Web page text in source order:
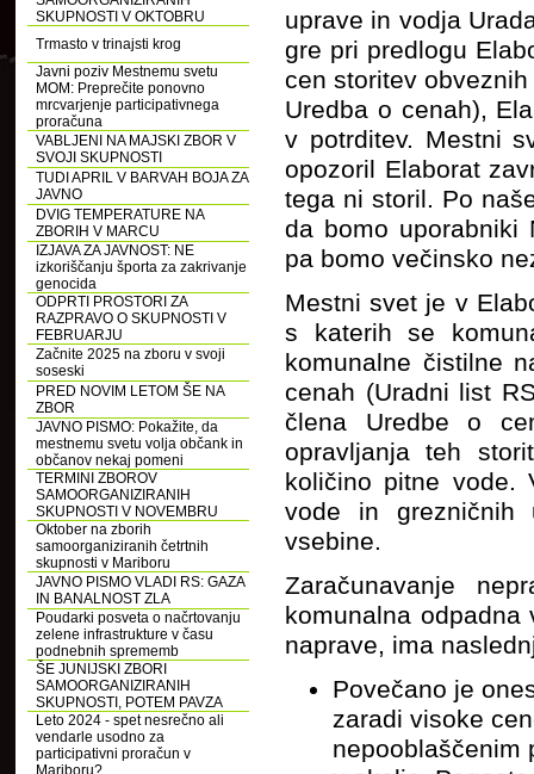
SKUPNOSTI V OKTOBRU
Trmasto v trinajsti krog
Javni poziv Mestnemu svetu
MOM: Preprečite ponovno
mrcvarjenje participativnega
proračuna
VABLJENI NA MAJSKI ZBOR V
SVOJI SKUPNOSTI
TUDI APRIL V BARVAH BOJA ZA
JAVNO
DVIG TEMPERATURE NA
ZBORIH V MARCU
IZJAVA ZA JAVNOST: NE
izkoriščanju športa za zakrivanje
genocida
ODPRTI PROSTORI ZA
RAZPRAVO O SKUPNOSTI V
FEBRUARJU
Začnite 2025 na zboru v svoji
soseski
PRED NOVIM LETOM ŠE NA
ZBOR
JAVNO PISMO: Pokažite, da
mestnemu svetu volja občank in
občanov nekaj pomeni
TERMINI ZBOROV
SAMOORGANIZIRANIH
SKUPNOSTI V NOVEMBRU
Oktober na zborih
samoorganiziranih četrtnih
skupnosti v Mariboru
JAVNO PISMO VLADI RS: GAZA
IN BANALNOST ZLA
Poudarki posveta o načrtovanju
zelene infrastrukture v času
podnebnih sprememb
ŠE JUNIJSKI ZBORI
SAMOORGANIZIRANIH
SKUPNOSTI, POTEM PAVZA
Leto 2024 - spet nesrečno ali
vendarle usodno za
participativni proračun v
Mariboru?
uprave in vodja
gre pri predlogu
cen storitev
Uredba o cenah),
v potrditev. Mestni
opozoril Elaborat
tega ni storil. Po
da bomo uporabniki
pa bomo večinsko
Mestni svet je v
s katerih se
komunalne čistilne
cenah (Uradni list
člena Uredbe o
opravljanja teh
količino pitne vode.
vode in grezničnih
vsebine.
Zaračunavanje
komunalna
naprave, ima
Povečano je
zaradi visoke
nepooblaščenim